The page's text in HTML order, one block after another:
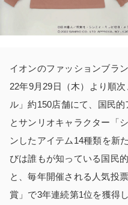
イオンのファッションブラ
22年9月29日（木）より順
ル」約150店舗にて、国民的
とサンリオキャラクター「
ンしたアイテム14種類を新
びは誰もが知っている国民
と、毎年開催される人気投
賞」で3年連続第1位を獲得